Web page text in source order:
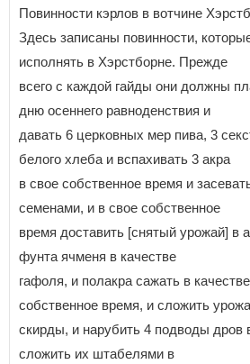
Повинности кэрлов в вотчине
Здесь записаны повинности,
исполнять в Хэрстборне. Прежде
всего с каждой гайды они должны
дню осеннего равноденствия и
давать 6 церковных мер пива, 3
белого хлеба и вспахивать 3 акра
в свое собственное время и
семенами, и в свое собственное
время доставить [снятый урожай] в
фунта ячменя в качестве
гафоля, и полакра сажать в
собственное время, и сложить
скирды, и нарубить 4 подводы дров
сложить их штабелями в